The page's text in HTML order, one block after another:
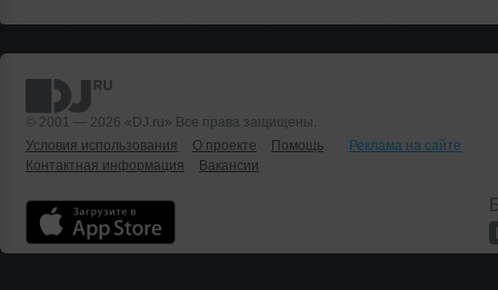
© 2001 — 2026 «DJ.ru» Все права защищены.
Условия использования
О проекте Помощь
Реклама на сайте
Контактная информация
Вакансии